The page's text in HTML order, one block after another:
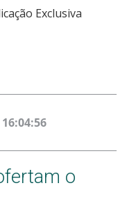
Exclusiva
o